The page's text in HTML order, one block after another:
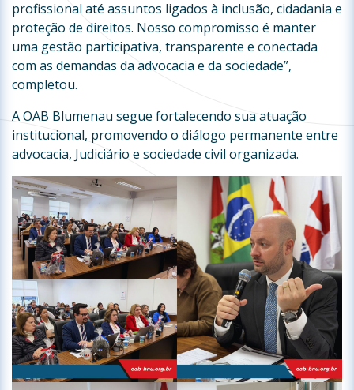
profissional até assuntos ligados à inclusão, cidadania e
proteção de direitos. Nosso compromisso é manter
uma gestão participativa, transparente e conectada
com as demandas da advocacia e da sociedade”,
completou.
A OAB Blumenau segue fortalecendo sua atuação
institucional, promovendo o diálogo permanente entre
advocacia, Judiciário e sociedade civil organizada.